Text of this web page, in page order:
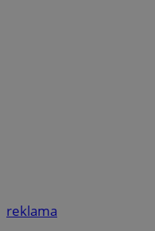
reklama